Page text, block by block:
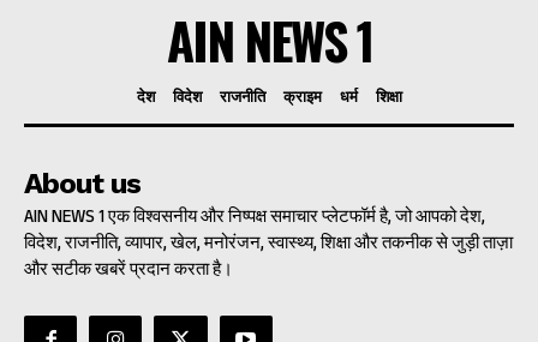
AIN NEWS 1
देश विदेश राजनीति क्राइम धर्म शिक्षा
About us
AIN NEWS 1 एक विश्वसनीय और निष्पक्ष समाचार प्लेटफॉर्म है, जो आपको देश,
विदेश, राजनीति, व्यापार, खेल, मनोरंजन, स्वास्थ्य, शिक्षा और तकनीक से जुड़ी ताज़ा
और सटीक खबरें प्रदान करता है।